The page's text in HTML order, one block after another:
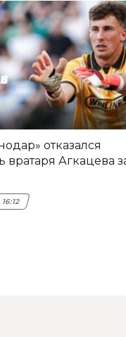
отказался
вратаря Агкацева